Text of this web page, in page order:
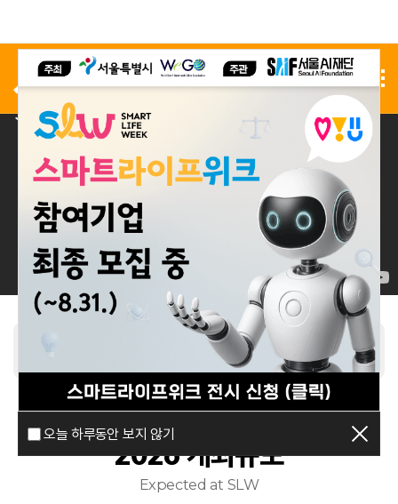
오늘 하루동안 보지 않기
사전 등록 전시 신청
2026 개최규모
Expected at SLW